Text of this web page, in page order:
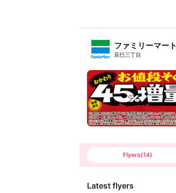
B
n
T
ファミリーマート
辰巳三丁目
Flyers(14)
Latest flyers